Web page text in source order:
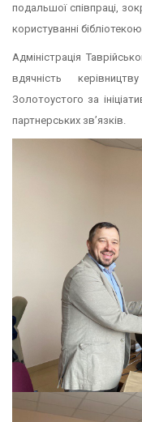
подальшої співпраці,
користуванні
Адміністрація
вдячність
Золотоустого за
партнерських зв’язків.